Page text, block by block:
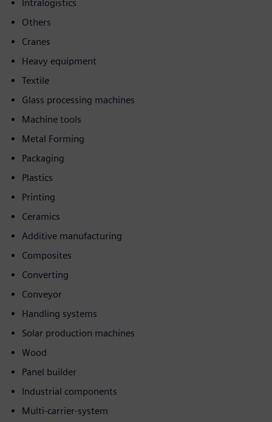
Intralogistics
Others
Cranes
Heavy equipment
Textile
Glass processing machines
Machine tools
Metal Forming
Packaging
Plastics
Printing
Ceramics
Additive manufacturing
Composites
Converting
Conveyor
Handling systems
Solar production machines
Wood
Panel builder
Industrial components
Multi-carrier-system